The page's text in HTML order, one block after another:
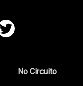
No Circuito